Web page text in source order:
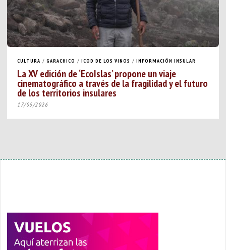
CULTURA / GARACHICO / ICOD DE LOS VINOS / INFORMACIÓN INSULAR
La XV edición de ‘EcoIslas’ propone un viaje
cinematográfico a través de la fragilidad y el futuro
de los territorios insulares
17/05/2026